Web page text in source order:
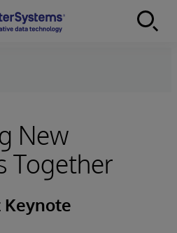
New
Together
Keynote